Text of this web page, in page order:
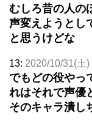
むしろ昔の人の
声変えようとし
と思うけどな
13: 2020/10/31(土
でもどの役やっ
れはそれで声優
そのキャラ潰し